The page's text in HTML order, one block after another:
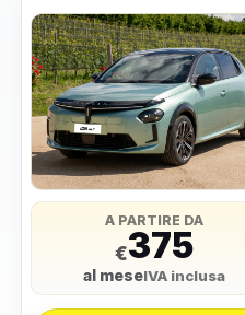
A PARTIRE DA
€375
al meseIVA inclusa